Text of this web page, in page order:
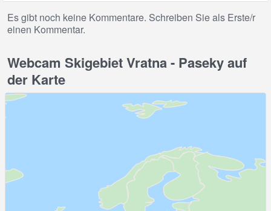
Es gibt noch keine Kommentare. Schreiben Sie als Erste/r
einen Kommentar.
Webcam Skigebiet Vratna - Paseky auf
der Karte